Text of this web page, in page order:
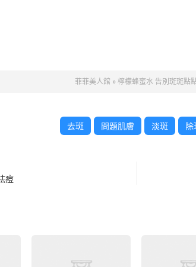
菲菲美人館 » 檸檬蜂蜜水 告別斑斑點
去斑 問題肌膚 淡斑 除
痘